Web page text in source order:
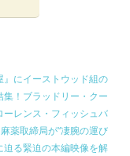
』にイーストウッド組の
集！ブラッドリー・クー
ーレンス・フィッシュバ
薬取締局が“凄腕の運び
迫る緊迫の本編映像を解